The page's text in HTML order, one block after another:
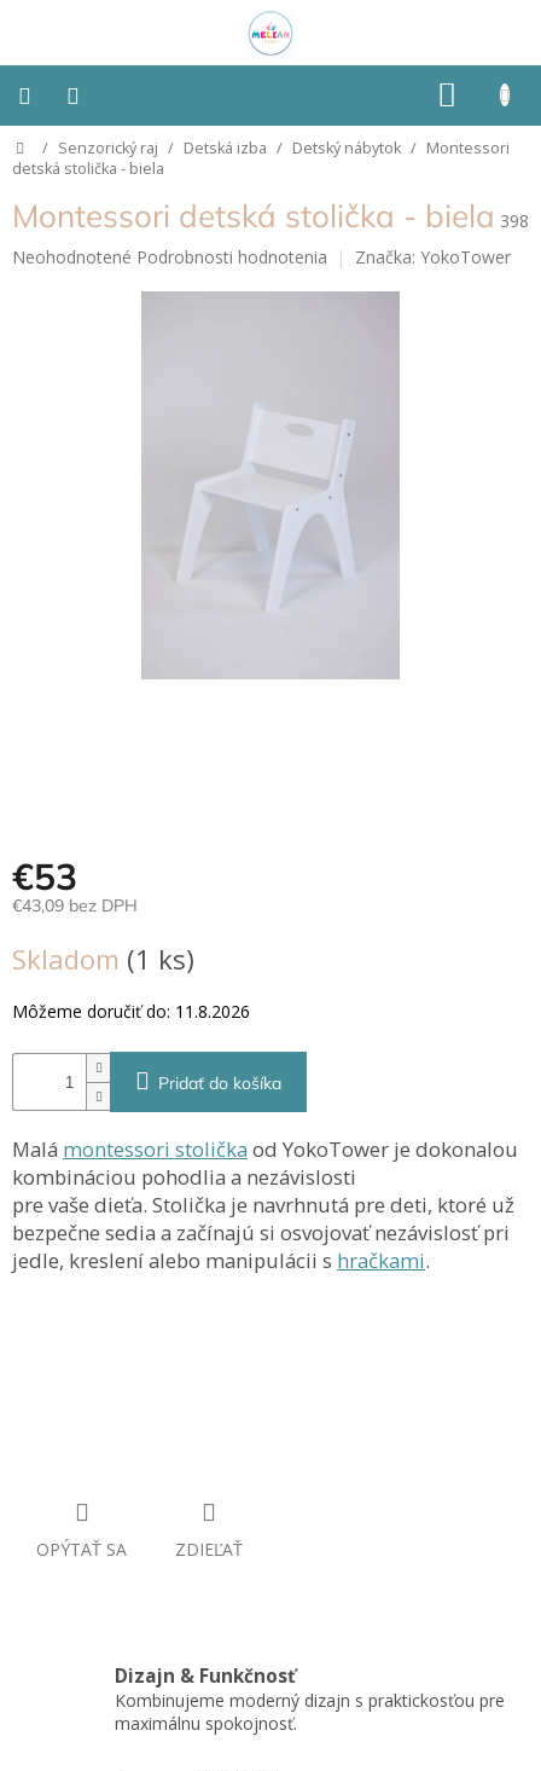
KOŠÍK
Montessori
Detská
izba
Prihlásenie
Domov
/ Senzorický raj / Detská izba / Detský nábytok / Montessori
detská stolička - biela
Montessori detská stolička - biela 398
Priemerné
Neohodnotené Podrobnosti hodnotenia Značka: YokoTower
€53
€43,09 bez DPH
cena:
Skladom (1 ks)
Môžeme doručiť do: 11.8.2026
Pridať do košíka
Malá montessori stolička od YokoTower je dokonalou
kombináciou pohodlia a nezávislosti
pre vaše dieťa. Stolička je navrhnutá pre deti, ktoré už
bezpečne sedia a začínajú si osvojovať nezávislosť pri
jedle, kreslení alebo manipulácii s hračkami.
OPÝTAŤ SA ZDIEĽAŤ
Dizajn & Funkčnosť
Kombinujeme moderný dizajn s praktickosťou pre
maximálnu spokojnosť.